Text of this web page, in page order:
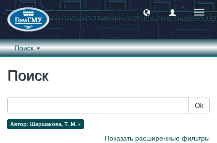
Поиск
Поиск
Ok
Автор: Шаршакова, Т. М. ×
Показать расширенные фильтры